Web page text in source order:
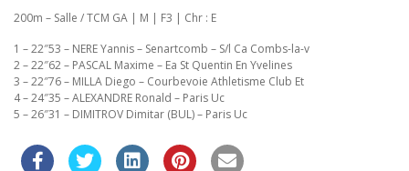
200m – Salle / TCM GA | M | F3 | Chr : E
1 – 22″53 – NERE Yannis – Senartcomb – S/l Ca Combs-la-v
2 – 22″62 – PASCAL Maxime – Ea St Quentin En Yvelines
3 – 22″76 – MILLA Diego – Courbevoie Athletisme Club Et
4 – 24″35 – ALEXANDRE Ronald – Paris Uc
5 – 26″31 – DIMITROV Dimitar (BUL) – Paris Uc